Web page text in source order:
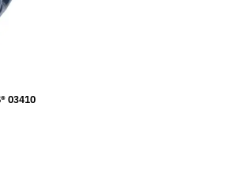
03410